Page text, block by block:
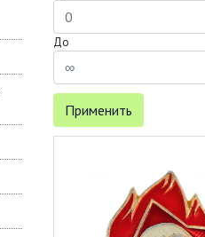
До
Применить